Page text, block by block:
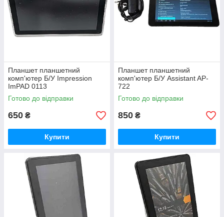
Планшет планшетний
комп'ютер Б/У Impression
ImPAD 0113
Готово до відправки
650 ₴
Купити
Планшет планшетний
комп'ютер Б/У Assistant AP-
722
Готово до відправки
850 ₴
Купити